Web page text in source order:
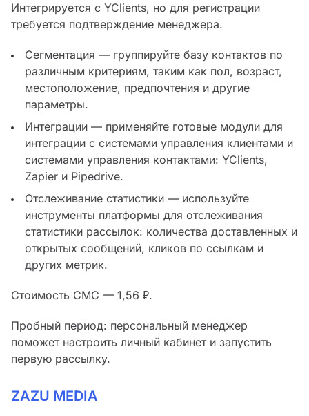
Интегрируется с YClients, но для регистрации
требуется подтверждение менеджера.
Сегментация — группируйте базу контактов по
различным критериям, таким как пол, возраст,
местоположение, предпочтения и другие
параметры.
Интеграции — применяйте готовые модули для
интеграции с системами управления клиентами и
системами управления контактами: YClients,
Zapier и Pipedrive.
Отслеживание статистики — используйте
инструменты платформы для отслеживания
статистики рассылок: количества доставленных и
открытых сообщений, кликов по ссылкам и
других метрик.
Стоимость СМС — 1,56 ₽.
Пробный период: персональный менеджер
поможет настроить личный кабинет и запустить
первую рассылку.
ZAZU MEDIA